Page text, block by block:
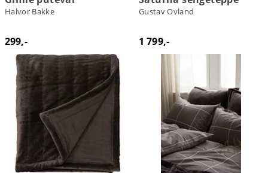
Halvor Bakke
299,-
Gustav Ovland
1 799,-